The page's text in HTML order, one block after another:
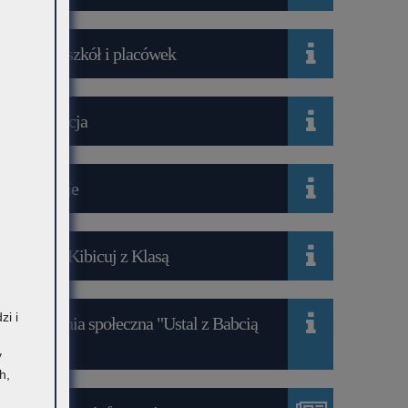
Wykaz szkół i placówek
Rekrutacja
Mediacje
Projekt Kibicuj z Klasą
Kampania społeczna "Ustal z Babcią
i